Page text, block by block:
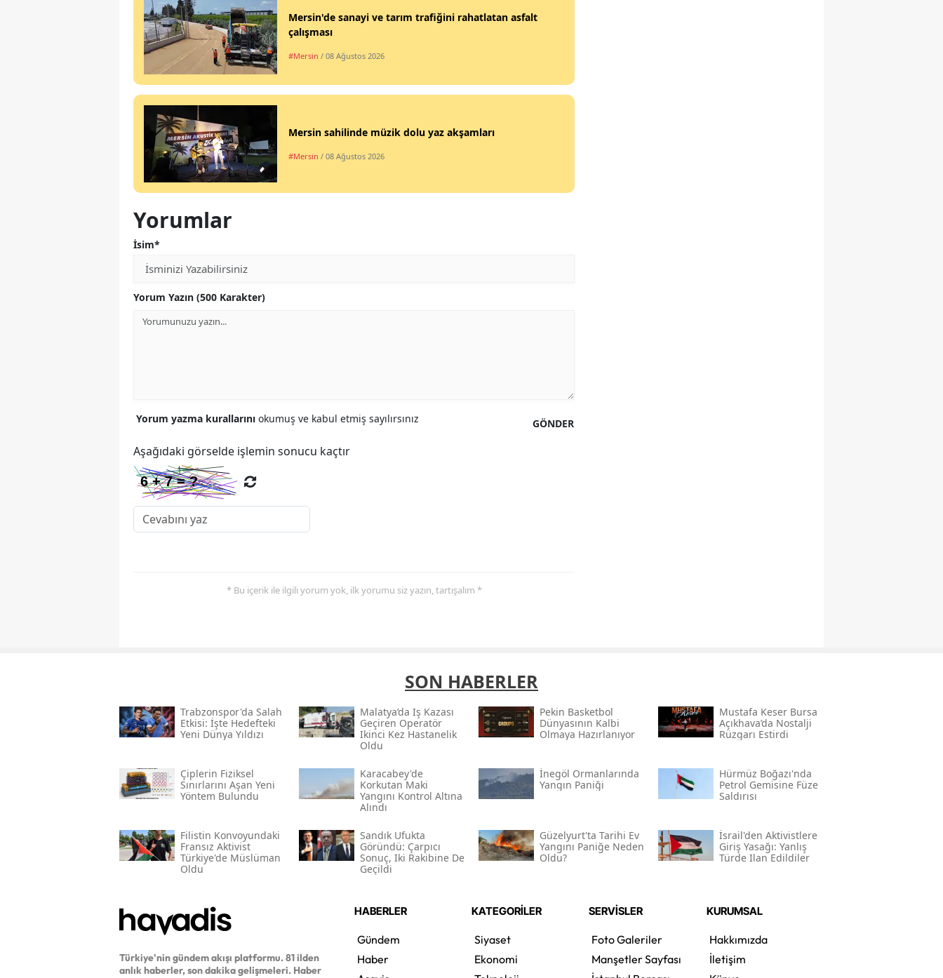
Mersin'de sanayi ve tarım trafiğini rahatlatan asfalt
çalışması
#Mersin / 08 Ağustos 2026
Mersin sahilinde müzik dolu yaz akşamları
#Mersin / 08 Ağustos 2026
Yorumlar
İsim*
Yorum Yazın (500 Karakter)
GÖNDER
Yorum yazma kurallarını okumuş ve kabul etmiş sayılırsınız
Aşağıdaki görselde işlemin sonucu kaçtır
* Bu içerik ile ilgili yorum yok, ilk yorumu siz yazın, tartışalım *
SON HABERLER
Trabzonspor'da Salah
Etkisi: İşte Hedefteki
Yeni Dünya Yıldızı
Malatya’da Iş Kazası
Geçiren Operatör
Ikinci Kez Hastanelik
Oldu
Pekin Basketbol
Dünyasının Kalbi
Olmaya Hazırlanıyor
Mustafa Keser Bursa
Açıkhava’da Nostalji
Rüzgarı Estirdi
Çiplerin Fiziksel
Sınırlarını Aşan Yeni
Yöntem Bulundu
Karacabey'de
Korkutan Maki
Yangını Kontrol Altına
Alındı
İnegöl Ormanlarında
Yangın Paniği
Hürmüz Boğazı'nda
Petrol Gemisine Füze
Saldırısı
Filistin Konvoyundaki
Fransız Aktivist
Türkiye'de Müslüman
Oldu
Sandık Ufukta
Göründü: Çarpıcı
Sonuç, Iki Rakibine De
Geçildi
Güzelyurt'ta Tarihi Ev
Yangını Paniğe Neden
Oldu?
İsrail'den Aktivistlere
Giriş Yasağı: Yanlış
Türde Ilan Edildiler
Türkiye'nin gündem akışı platformu. 81 ilden
anlık haberler, son dakika gelişmeleri. Haber
HABERLER
Gündem
Haber
KATEGORİLER
Siyaset
Ekonomi
SERVİSLER
Foto Galeriler
Manşetler Sayfası
KURUMSAL
Hakkımızda
İletişim